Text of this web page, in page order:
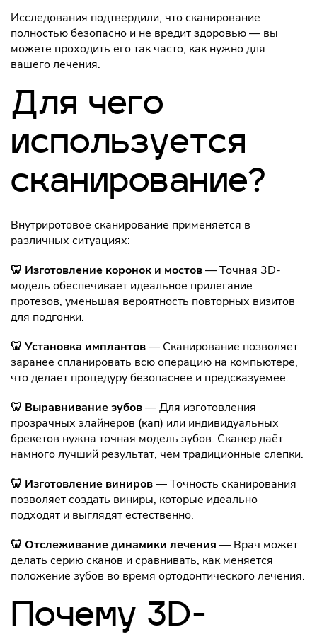
Исследования подтвердили, что сканирование
полностью безопасно и не вредит здоровью — вы
можете проходить его так часто, как нужно для
вашего лечения.
Для чего
используется
сканирование?
Внутриротовое сканирование применяется в
различных ситуациях:
🦷 Изготовление коронок и мостов— Точная 3D-
модель обеспечивает идеальное прилегание
протезов, уменьшая вероятность повторных визитов
для подгонки.
🦷 Установка имплантов— Сканирование позволяет
заранее спланировать всю операцию на компьютере,
что делает процедуру безопаснее и предсказуемее.
🦷 Выравнивание зубов— Для изготовления
прозрачных элайнеров (кап) или индивидуальных
брекетов нужна точная модель зубов. Сканер даёт
намного лучший результат, чем традиционные слепки.
🦷 Изготовление виниров— Точность сканирования
позволяет создать виниры, которые идеально
подходят и выглядят естественно.
🦷 Отслеживание динамики лечения — Врач может
делать серию сканов и сравнивать, как меняется
положение зубов во время ортодонтического лечения.
Почему 3D-